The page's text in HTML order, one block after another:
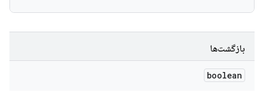
بازگشت‌ها
boolean